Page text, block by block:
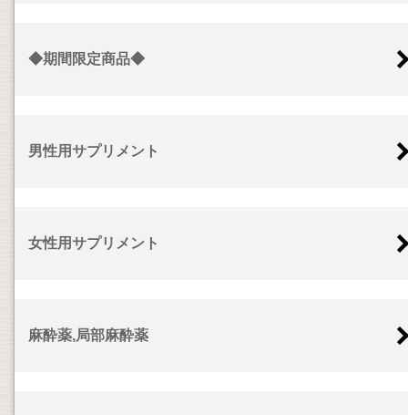
◆期間限定商品◆
男性用サプリメント
女性用サプリメント
麻酔薬,局部麻酔薬